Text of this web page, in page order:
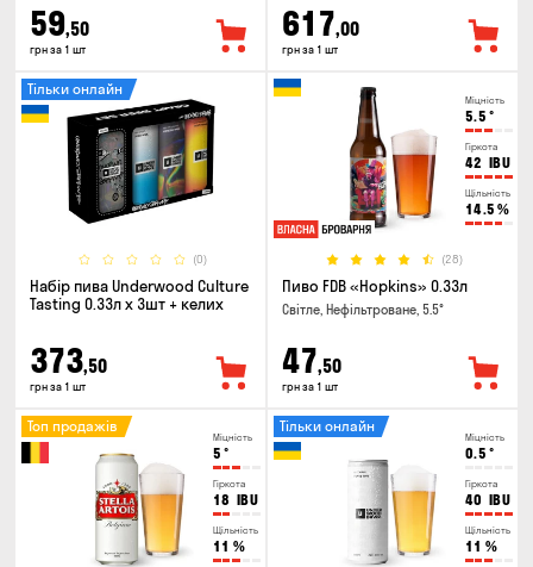
59,50
грн за 1 шт
617,00
грн за 1 шт
(0)
Тільки онлайн
Набір пива Underwood Culture
Tasting 0.33л x 3шт + келих
373,50
грн за 1 шт
Міцність
5.5 °
Гіркота
42 IBU
Щільність
14.5 %
(28)
Пиво FDB «Hopkins» 0.33л
Світле, Нефільтроване, 5.5°
47,50
грн за 1 шт
Міцність
5 °
Гіркота
18 IBU
Щільність
11 %
Топ продажів
Міцність
0.5 °
Гіркота
40 IBU
Щільність
11 %
Тільки онлайн